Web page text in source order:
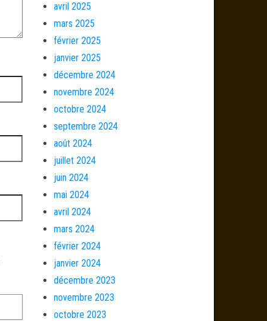
avril 2025
mars 2025
février 2025
janvier 2025
décembre 2024
novembre 2024
octobre 2024
septembre 2024
août 2024
juillet 2024
juin 2024
mai 2024
avril 2024
mars 2024
février 2024
janvier 2024
décembre 2023
novembre 2023
octobre 2023